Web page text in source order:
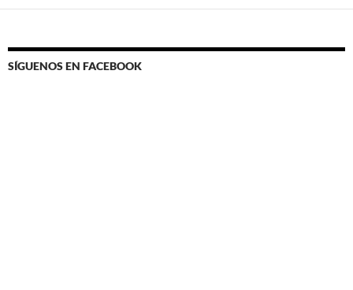
SÍGUENOS EN FACEBOOK